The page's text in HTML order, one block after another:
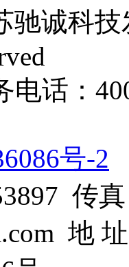
驰诚科
电话：
号-2
传
地